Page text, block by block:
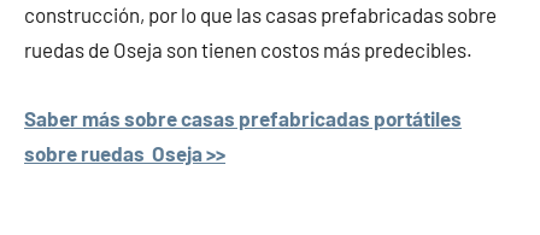
construcción, por lo que las casas prefabricadas sobre
ruedas de Oseja son tienen costos más predecibles.
Saber más sobre casas prefabricadas portátiles
sobre ruedas Oseja >>